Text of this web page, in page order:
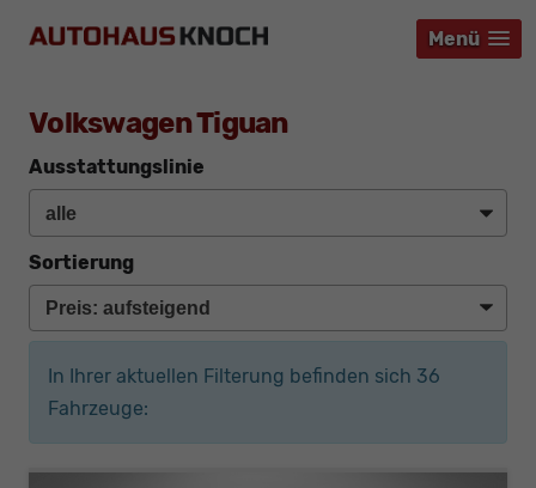
Menü
Menü
Menü
Volkswagen Tiguan
Ausstattungslinie
Sortierung
In Ihrer aktuellen Filterung befinden sich 36
Fahrzeuge: